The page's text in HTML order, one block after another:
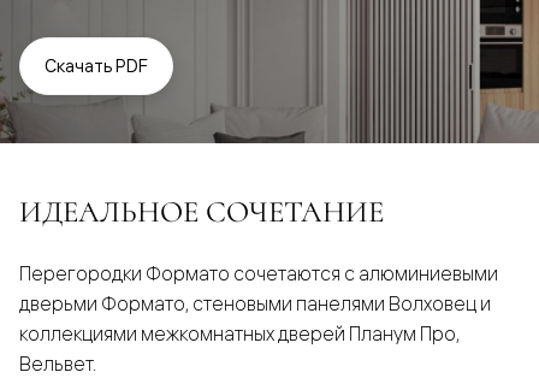
Скачать PDF
ИДЕАЛЬНОЕ СОЧЕТАНИЕ
Перегородки Формато сочетаются с алюминиевыми
дверьми Формато, стеновыми панелями Волховец и
коллекциями межкомнатных дверей Планум Про,
Вельвет.